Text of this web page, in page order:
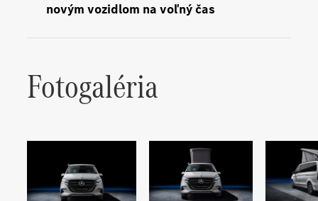
novým vozidlom na voľný čas
Fotogaléria